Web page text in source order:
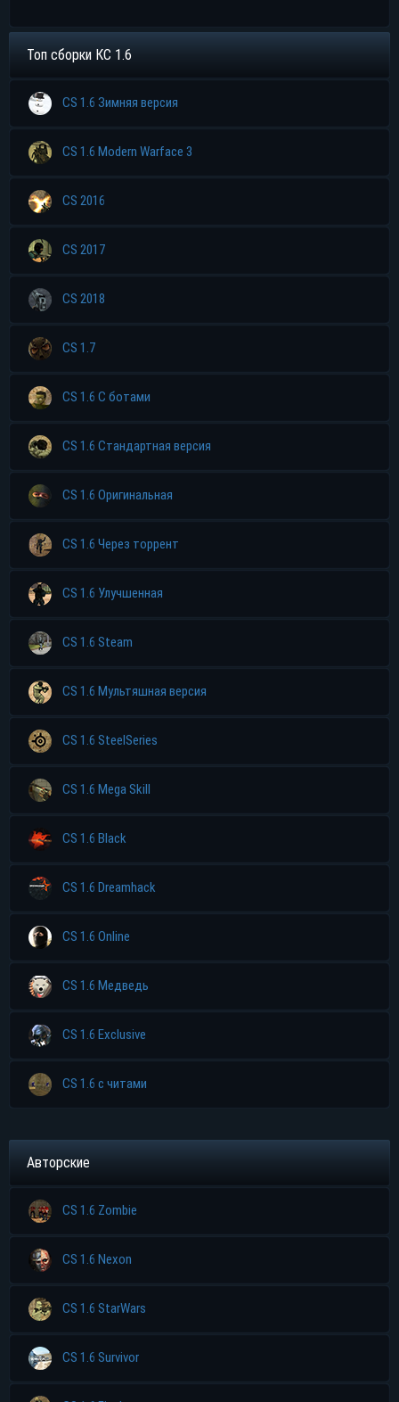
Топ сборки КС 1.6
CS 1.6 Зимняя версия
CS 1.6 Modern Warface 3
CS 2016
CS 2017
CS 2018
CS 1.7
CS 1.6 С ботами
CS 1.6 Стандартная версия
CS 1.6 Оригинальная
CS 1.6 Через торрент
CS 1.6 Улучшенная
CS 1.6 Steam
CS 1.6 Мультяшная версия
CS 1.6 SteelSeries
CS 1.6 Mega Skill
CS 1.6 Black
CS 1.6 Dreamhack
CS 1.6 Online
CS 1.6 Медведь
CS 1.6 Exclusive
CS 1.6 с читами
Авторские
CS 1.6 Zombie
CS 1.6 Nexon
CS 1.6 StarWars
CS 1.6 Survivor